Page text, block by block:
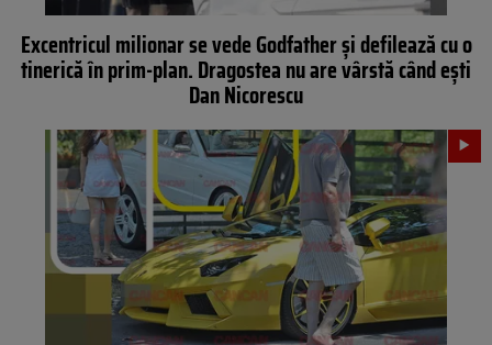
Excentricul milionar se vede Godfather și defilează cu o
tinerică în prim-plan. Dragostea nu are vârstă când ești
Dan Nicorescu